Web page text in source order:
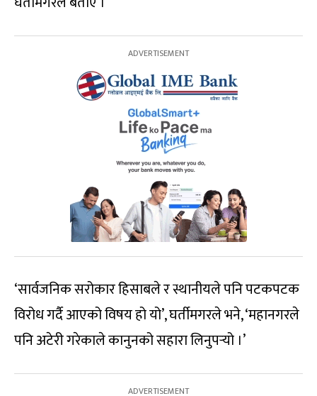
‘सार्वजनिक सरोकार हिसाबले र स्थानीयले पनि पटकपटक
विरोध गर्दै आएको विषय हो यो’, घर्तीमगरले भने, ‘महानगरले
पनि अटेरी गरेकाले कानुनको सहारा लिनुपर्‍यो ।’